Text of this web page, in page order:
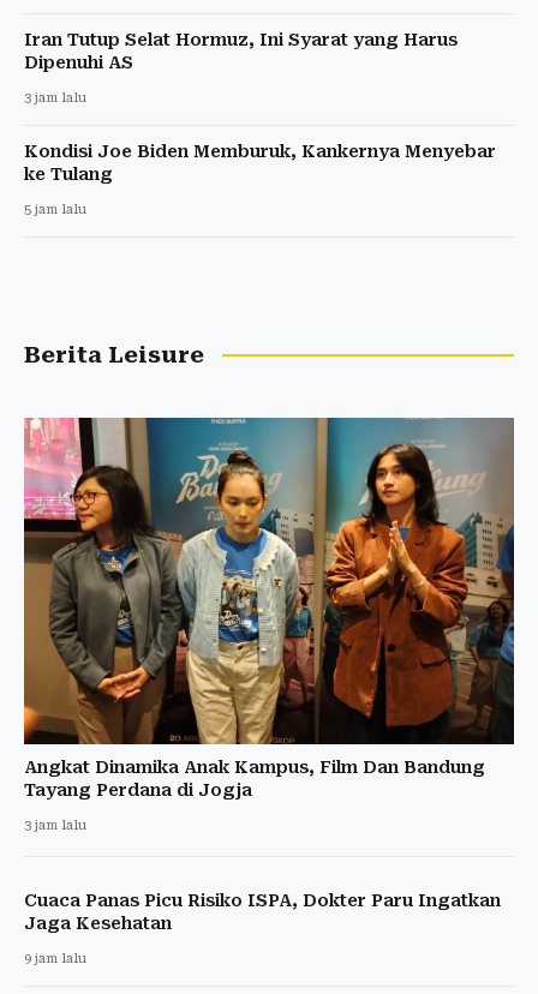
Iran Tutup Selat Hormuz, Ini Syarat yang Harus
Dipenuhi AS
3 jam lalu
Kondisi Joe Biden Memburuk, Kankernya Menyebar
ke Tulang
5 jam lalu
Berita Leisure
Angkat Dinamika Anak Kampus, Film Dan Bandung
Tayang Perdana di Jogja
3 jam lalu
Cuaca Panas Picu Risiko ISPA, Dokter Paru Ingatkan
Jaga Kesehatan
9 jam lalu